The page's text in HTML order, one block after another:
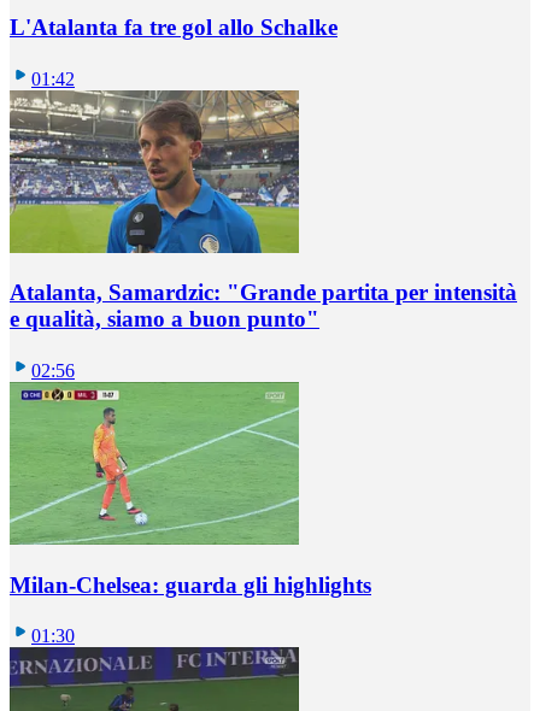
L'Atalanta fa tre gol allo Schalke
01:42
Atalanta, Samardzic: "Grande partita per intensità
e qualità, siamo a buon punto"
02:56
Milan-Chelsea: guarda gli highlights
01:30